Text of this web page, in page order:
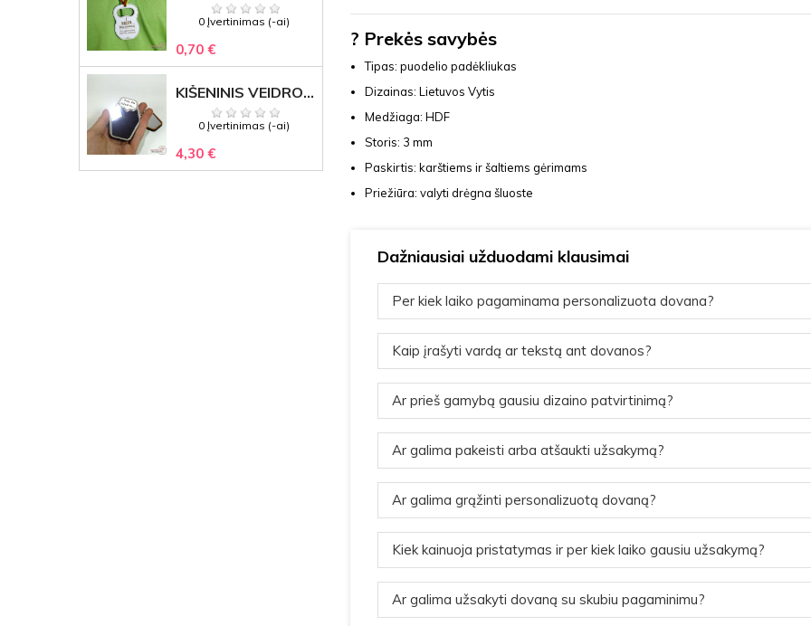
0 Įvertinimas (-ai)
0,70 €
KIŠENINIS VEIDRODĖLIS
0 Įvertinimas (-ai)
4,30 €
? Prekės savybės
Tipas: puodelio padėkliukas
Dizainas: Lietuvos Vytis
Medžiaga: HDF
Storis: 3 mm
Paskirtis: karštiems ir šaltiems gėrimams
Priežiūra: valyti drėgna šluoste
Dažniausiai užduodami klausimai
Per kiek laiko pagaminama personalizuota dovana?
Kaip įrašyti vardą ar tekstą ant dovanos?
Ar prieš gamybą gausiu dizaino patvirtinimą?
Ar galima pakeisti arba atšaukti užsakymą?
Ar galima grąžinti personalizuotą dovaną?
Kiek kainuoja pristatymas ir per kiek laiko gausiu užsakymą?
Ar galima užsakyti dovaną su skubiu pagaminimu?